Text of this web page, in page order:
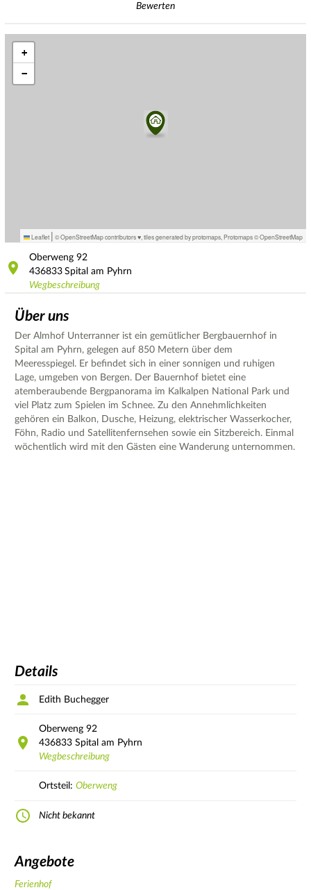
Bewerten
+
−
Leaflet | © OpenStreetMap contributors ♥, tiles generated by protomaps Protomaps©OpenStreetMap
Oberweng 92
436833 Spital am Pyhrn
Wegbeschreibung
Über uns
Der Almhof Unterranner ist ein gemütlicher Bergbauernhof in
Spital am Pyhrn, gelegen auf 850 Metern über dem
Meeresspiegel. Er befindet sich in einer sonnigen und ruhigen
Lage, umgeben von Bergen. Der Bauernhof bietet eine
atemberaubende Bergpanorama im Kalkalpen National Park und
viel Platz zum Spielen im Schnee. Zu den Annehmlichkeiten
gehören ein Balkon, Dusche, Heizung, elektrischer Wasserkocher,
Föhn, Radio und Satellitenfernsehen sowie ein Sitzbereich. Einmal
wöchentlich wird mit den Gästen eine Wanderung unternommen.
Details
Edith Buchegger
Oberweng 92
436833 Spital am Pyhrn
Wegbeschreibung
Ortsteil: Oberweng
Nicht bekannt
Angebote
Ferienhof